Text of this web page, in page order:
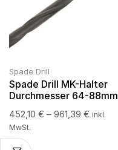
Spade Drill
Spade Drill MK-Halter
Durchmesser 64-88mm
452,10 € – 961,39 € inkl.
MwSt.